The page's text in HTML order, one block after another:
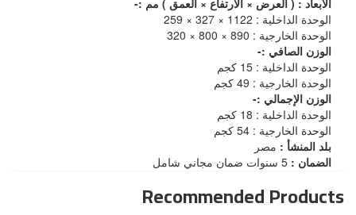
الأبعاد : ( العرض × الارتفاع × العمق ) مم :-
الوحدة الداخلية : 1122 × 327 × 259
الوحدة الخارجية : 890 × 800 × 320
الوزن الصافي :-
الوحدة الداخلية : 15 كجم
الوحدة الخارجية : 49 كجم
الوزن الإجمالي :-
الوحدة الداخلية : 18 كجم
الوحدة الخارجية : 54 كجم
بلد المنشأ : مصر
الضمان :
Recommended Products